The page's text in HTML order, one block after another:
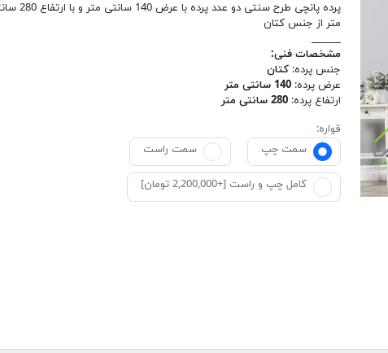
پرده پانچی طرح سنتی دو عدد پرده با عرض 140
متر از جنس کتان
______
مشخصات فنی:
جنس پرده: کتان
عرض پرده: 140 سانتی متر
ارتفاع پرده: 280 سانتی متر
قواره:
سمت چپ
سمت راست
کامل چپ و راست [+2,200,000 تومان]